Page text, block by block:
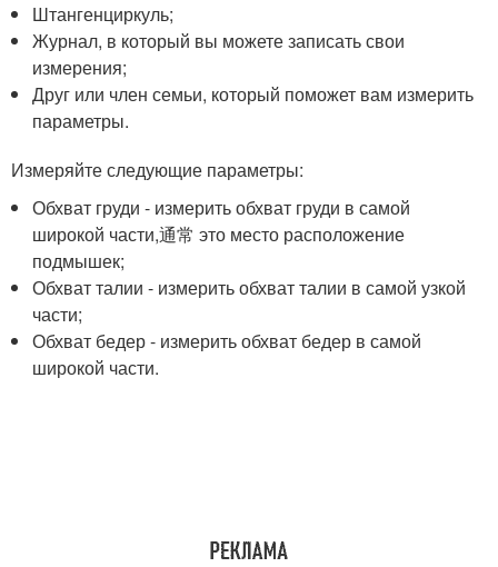
Штангенциркуль;
Журнал, в который вы можете записать свои
измерения;
Друг или член семьи, который поможет вам измерить
параметры.
Измеряйте следующие параметры:
Обхват груди - измерить обхват груди в самой
широкой части,通常 это место расположение
подмышек;
Обхват талии - измерить обхват талии в самой узкой
части;
Обхват бедер - измерить обхват бедер в самой
широкой части.